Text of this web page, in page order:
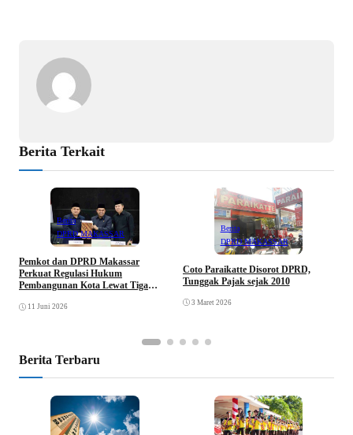
p
Berita Terkait
Berita
DPRD MAKASSAR
Pemkot dan DPRD Makassar
Perkuat Regulasi Hukum
Pembangunan Kota Lewat Tiga
11 Juni 2026
Berita
DPRD MAKASSAR
Coto Paraikatte Disorot DPRD,
Tunggak Pajak sejak 2010
3 Maret 2026
Berita Terbaru